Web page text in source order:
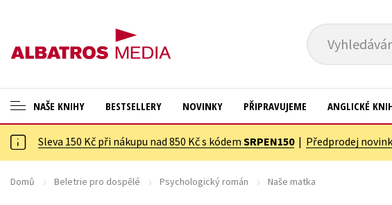
NAŠE KNIHY
ANGLICKÉ KNIHY -20 %
VÝPRODEJ -70 %
Cestování
Dárkové publikace
BESTSELLERY NOVINKY PŘIPRAVUJEME ANGLICKÉ
Sleva 150 Kč při nákupu nad 850 Kč s kódem SRPEN150| Předprodej
Domů Beletrie pro dospělé Psychologický román Naše matka